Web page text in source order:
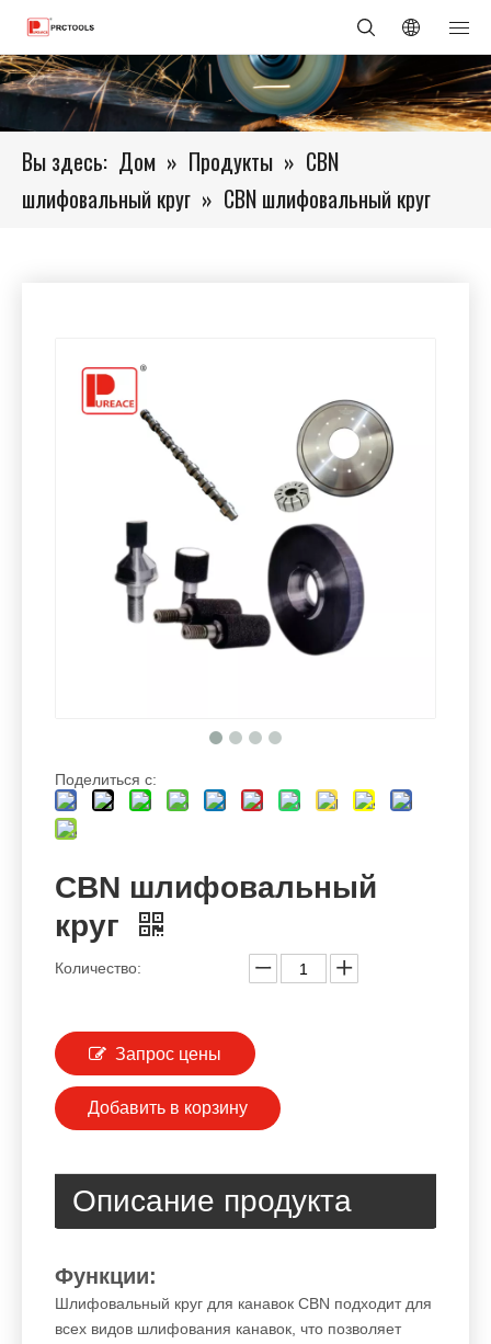
Вы здесь: Дом » Продукты » CBN
шлифовальный круг » CBN шлифовальный круг
Поделиться с:
CBN шлифовальный
круг
Количество:
Запрос цены
Добавить в корзину
Описание продукта
Функции:
Шлифовальный круг для канавок CBN подходит для
всех видов шлифования канавок, что позволяет